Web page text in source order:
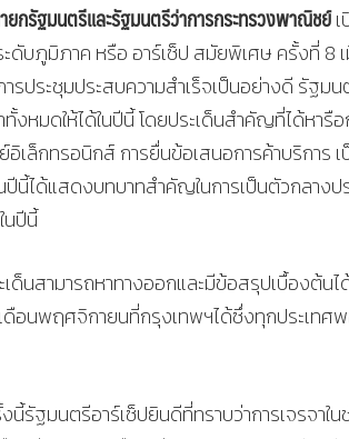
กรัฐมนตรีและรัฐมนตรีว่าการกระทรวงพาณิชย์
ดับภูมิภาค หรือ อาร์เซ็ป สมัยพิเศษ ครั้งที่
ประชุมประสบความสำเร็จเป็นอย่างดี รัฐม
งหมดให้ได้ในปีนี้ โดยประเด็นสำคัญที่ได้หารื
ล็กทรอนิกส์ การยื่นข้อเสนอการค้าบริการ เ
ปีนี้ได้แสดงบทบาทสำคัญในการเป็นตัวกลาง
นปีนี้
เด็นสามารถหาทางออกและมีข้อสรุปเบื้องต้
ดือนพฤศจิกายนที่กรุงเทพฯได้ซึ่งทุกประเทศ
นี้รัฐมนตรีอาร์เซ็ปยินดีที่ทราบว่าการเจรจา